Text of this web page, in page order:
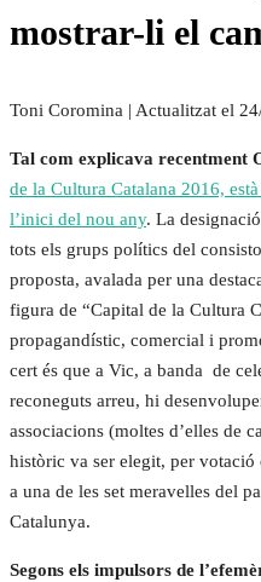
mostrar-li el
Toni Coromina | Actualitzat el
Tal com explicava recentment
de la Cultura Catalana 2016,
l’inici del nou any. La
tots els grups polítics del
proposta, avalada per una
figura de “Capital de la Cultura
propagandístic, comercial i
cert és que a Vic, a banda de
reconeguts arreu, hi
associacions (moltes d’elles de
històric va ser elegit, per
a una de les set meravelles del
Catalunya.
Segons els impulsors de